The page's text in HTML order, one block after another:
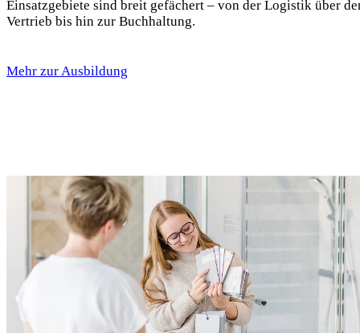
Einsatzgebiete sind breit gefächert – von der Logistik über
Vertrieb bis hin zur Buchhaltung.
Mehr zur Ausbildung